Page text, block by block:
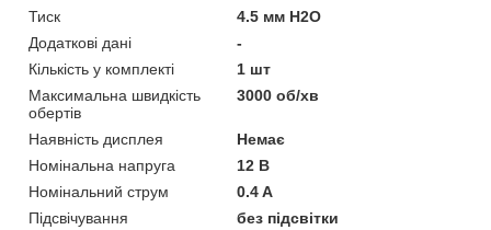
Тиск
4.5 мм H2O
Додаткові дані
-
Кількість у комплекті
1 шт
Максимальна швидкість
обертів
3000 об/хв
Наявність дисплея
Немає
Номінальна напруга
12 В
Номінальний струм
0.4 A
Підсвічування
без підсвітки